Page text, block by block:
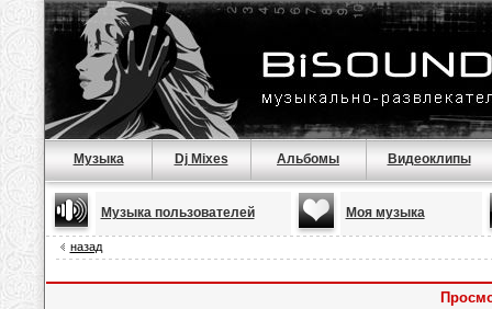
Музыка Dj Mixes Альбомы Видеоклипы
Музыка пользователей Моя музыка
назад